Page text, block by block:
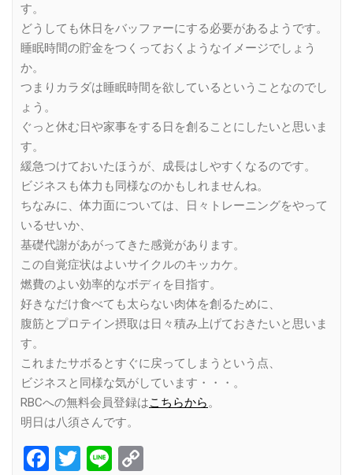
す。
どうしても休日をバッファーにする必要があるようです。
睡眠時間の貯金をつくっておくようなイメージでしょう
か。
つまりカラダは睡眠時間を欲しているということなのでし
ょう。
ぐっと休む日や家事をする日を創ることにしたいと思いま
す。
緩急つけておいたほうが、成長はしやすくなるのです。
ビジネスも体力も同様なのかもしれませんね。
ちなみに、体力面については、日々トレーニングをやって
いるせいか、
基礎代謝があがってきた感覚があります。
この自覚症状はよいサイクルのキッカケ。
燃費のよい効率的なボディを目指す。
好きなだけ食べても太らない肉体を創るために、
腹筋とプロテイン摂取は日々積み上げておきたいと思いま
す。
これまたサボるとすぐに戻ってしまうという点、
ビジネスと同様な気がしています・・・。
RBCへの無料会員登録はこちらから。
明日は八須さんです。
Facebook
Twitter
Line